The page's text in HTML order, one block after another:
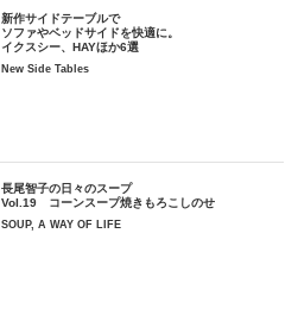
新作サイドテーブルで
ソファやベッドサイドを快適に。
イクスシー、HAYほか6選
New Side Tables
長尾智子の日々のスープ
Vol.19 コーンスープ焼きもろこしのせ
SOUP, A WAY OF LIFE